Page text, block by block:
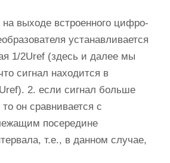
выходе встроенного цифро-
устанавливается
1/2Uref (здесь и далее мы
сигнал находится в
2. если сигнал больше
он сравнивается с
посередине
т.е., в данном случае,